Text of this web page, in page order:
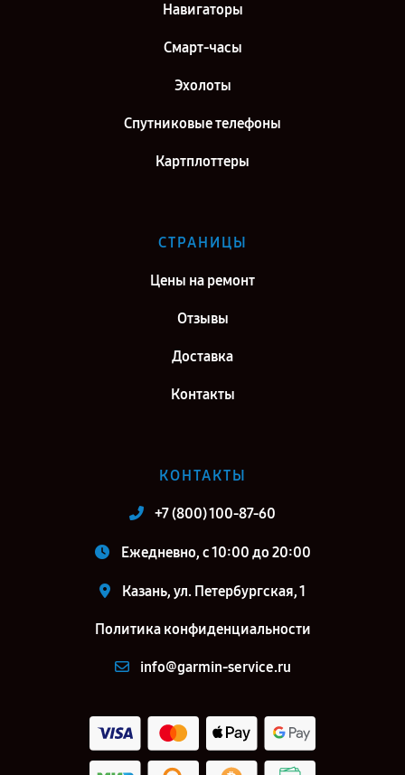
Навигаторы
Смарт-часы
Эхолоты
Спутниковые телефоны
Картплоттеры
СТРАНИЦЫ
Цены на ремонт
Отзывы
Доставка
Контакты
КОНТАКТЫ
+7 (800) 100-87-60
Ежедневно, с 10:00 до 20:00
Казань, ул. Петербургская, 1
Политика конфиденциальности
info@garmin-service.ru